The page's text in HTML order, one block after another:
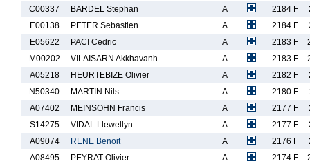
C00337
BARDEL Stephan A 2184 F
E00138
PETER Sebastien A 2184 F
E05622
PACI Cedric A 2183 F
M00202
VILAISARN Akkhavanh A 2183 F
A05218
HEURTEBIZE Olivier A 2182 F
N50340
MARTIN Nils A 2180 F
A07402
MEINSOHN Francis A 2177 F
S14275
VIDAL Llewellyn A 2177 F
A09074
RENE Benoit A 2176 F
A08495
PEYRAT Olivier A 2174 F